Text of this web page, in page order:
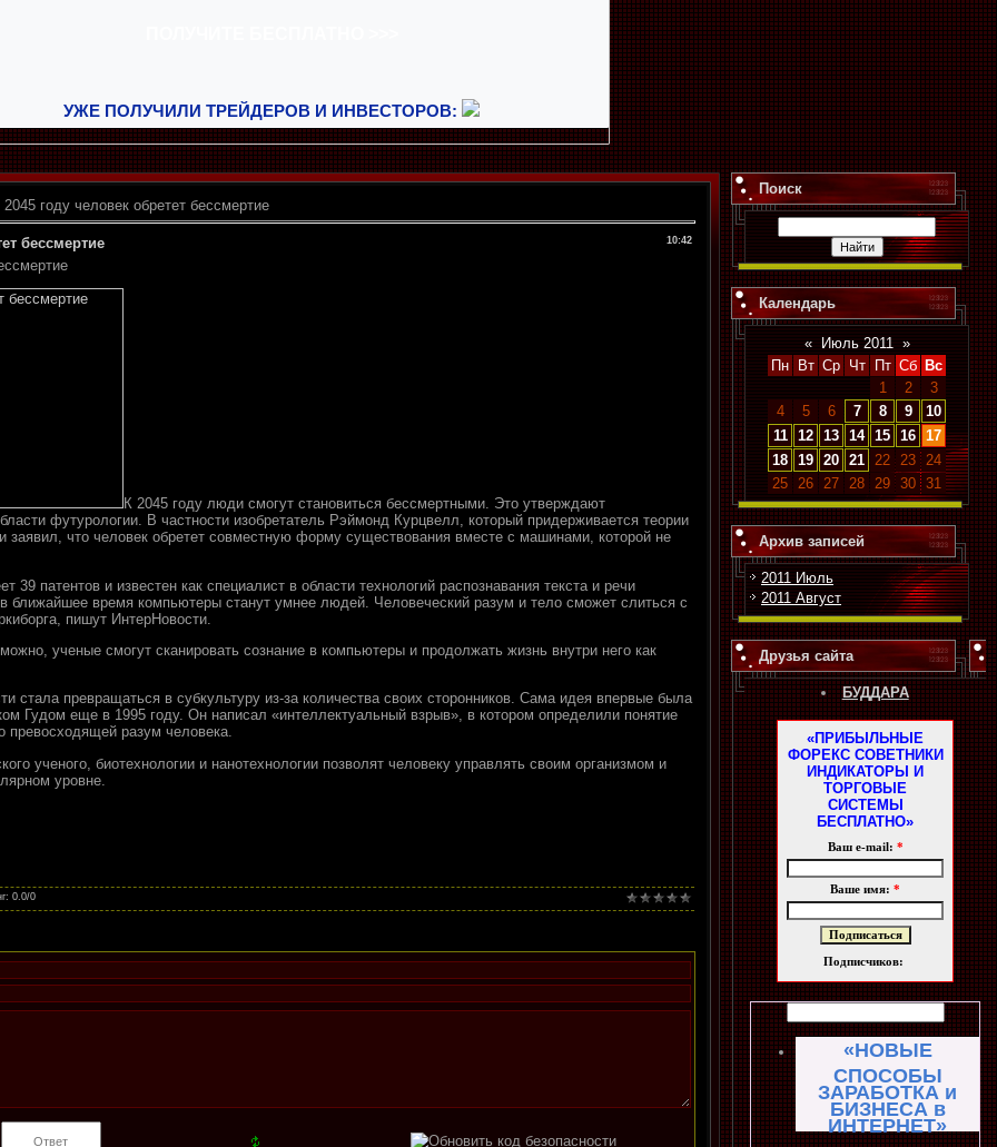
УЖЕ ПОЛУЧИЛИ ТРЕЙДЕРОВ И ИНВЕСТОРОВ:
году человек обретет бессмертие
10:42
бессмертие
К 2045 году люди смогут становиться бессмертными. Это утверждают
футурологии. В частности изобретатель Рэймонд Курцвелл, который придерживается теории
заявил, что человек обретет совместную форму существования вместе с машинами, которой не
39 патентов и известен как специалист в области технологий распознавания текста и речи
ближайшее время компьютеры станут умнее людей. Человеческий разум и тело сможет слиться с
пишут ИнтерНовости.
ученые смогут сканировать сознание в компьютеры и продолжать жизнь внутри него как
стала превращаться в субкультуру из-за количества своих сторонников. Сама идея впервые была
Гудом еще в 1995 году. Он написал «интеллектуальный взрыв», в котором определили понятие
превосходящей разум человека.
ученого, биотехнологии и нанотехнологии позволят человеку управлять своим организмом и
уровне.
: 0.0/0
Поиск
Календарь
« Июль 2011
»
Пн Вт Ср Чт Пт Сб Вс
1
2
3
4
5 6 7 8 9
10
11
12 13 14 15 16 17
18 19 20 21 22 23
24
25
26 27 28 29 30 31
Архив записей
2011 Июль
2011 Август
Друзья сайта
БУДДАРА
«ПРИБЫЛЬНЫЕ
ФОРЕКС СОВЕТНИКИ
ИНДИКАТОРЫ И
ТОРГОВЫЕ
СИСТЕМЫ
БЕСПЛАТНО»
Ваш e-mail: *
Ваше имя: *
Подписчиков:
«НОВЫЕ
СПОСОБЫ
ЗАРАБОТКА и
БИЗНЕСА в
ИНТЕРНЕТ»